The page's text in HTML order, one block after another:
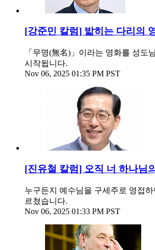
[강준민 칼럼] 밟히는 다리의
「무명(無名)」이라는 영화를 성
시작됩니다.
Nov 06, 2025 01:35 PM PST
[진유철 칼럼] 오직 너 하나님
누구든지 예수님을 구세주로 영접
르쳤습니다.
Nov 06, 2025 01:33 PM PST